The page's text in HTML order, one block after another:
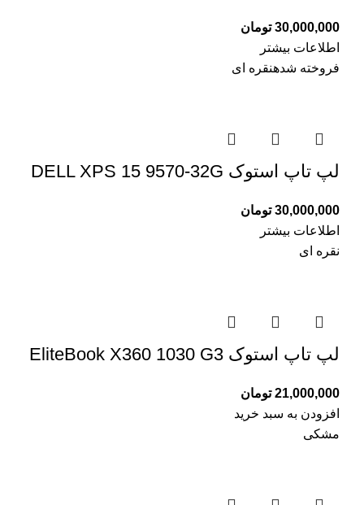
30,000,000 تومان
اطلاعات بیشتر
فروخته شدهنقره ای
لپ تاپ استوک DELL XPS 15 9570-32G
30,000,000 تومان
اطلاعات بیشتر
نقره ای
لپ تاپ استوک EliteBook X360 1030 G3
21,000,000 تومان
افزودن به سبد خرید
مشکی